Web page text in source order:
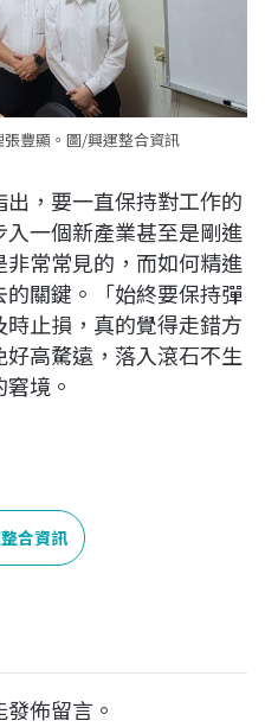
豐顯。圖/興運整合資訊
，要一直保持對工作的
一個新產業甚至是剛進
常常見的，而如何精進
關鍵。「始終要保持彈
止損，真的覺得走錯方
高騖遠，落入滾石不生
境。
合資訊
佈留言。